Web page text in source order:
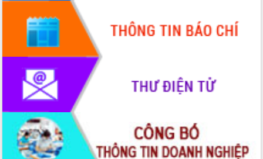
Tổ chức trang trọng Lễ hội Đền thờ
Lương Văn Chánh năm 2026
Phó Bí thư Tỉnh ủy Đắk Lắk Đỗ Hữu
Huy giữ chức Bí thư Đảng ủy Ủy Ban
Bệnh án điện tử thúc đẩy chuyển đổi
số y tế tại Đắk Lắk
Chuyển đổi số thư viện: Mở rộng
không gian tri thức trong thời đại số
Đánh giá, rút kinh nghiệm công tác tổ
chức diễn tập trước ngày bầu cử